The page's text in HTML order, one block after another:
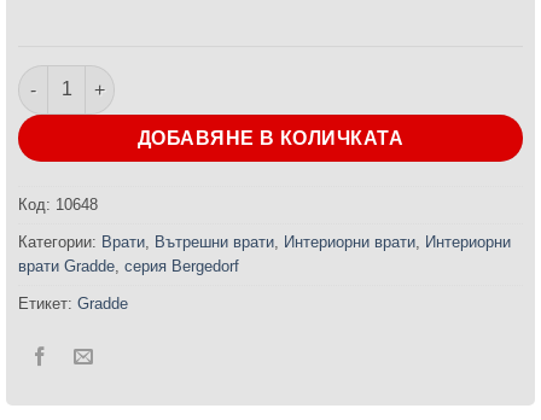
количество за Интериорна врата Bergedorf Glas Дъб Вераде
ДОБАВЯНЕ В КОЛИЧКАТА
Код: 10648
Категории: Врати, Вътрешни врати, Интериорни врати, Интериорни
врати Gradde, серия Bergedorf
Етикет: Gradde